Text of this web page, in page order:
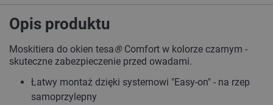
Opis produktu
Moskitiera do okien tesa®Comfort w kolorze czarnym -
skuteczne zabezpieczenie przed owadami.
Łatwy montaż dzięki systemowi "Easy-on" - na rzep
samoprzylepny